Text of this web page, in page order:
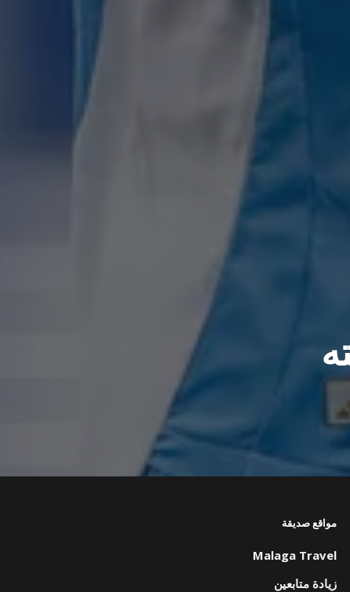
مواقع صديقة
Malaga Travel
زيادة متابعين